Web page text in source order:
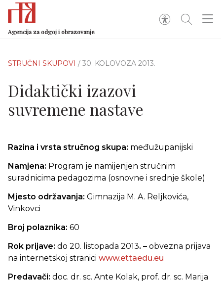
Agencija za odgoj i obrazovanje
STRUČNI SKUPOVI / 30. KOLOVOZA 2013.
Didaktički izazovi
suvremene nastave
Razina i vrsta stručnog skupa: međužupanijski
Namjena: Program je namijenjen stručnim
suradnicima pedagozima (osnovne i srednje škole)
Mjesto održavanja: Gimnazija M. A. Reljkovića,
Vinkovci
Broj polaznika: 60
Rok prijave: do 20. listopada 2013. – obvezna prijava
na internetskoj stranici www.ettaedu.eu
Predavači: doc. dr. sc. Ante Kolak, prof. dr. sc. Marija